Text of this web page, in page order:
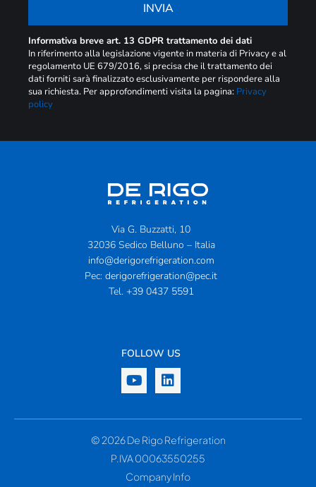
INVIA
Informativa breve art. 13 GDPR trattamento dei dati
In riferimento alla legislazione vigente in materia di Privacy e al
regolamento UE 679/2016, si precisa che il trattamento dei
dati forniti sarà finalizzato esclusivamente per rispondere alla
sua richiesta. Per approfondimenti visita la pagina: Privacy
policy
Via G. Buzzatti, 10
32036 Sedico Belluno – Italia
info@derigorefrigeration.com
Pec: derigorefrigeration@pec.it
Tel. +39 0437 5591
FOLLOW US
© 2026 De Rigo Refrigeration
P.IVA 00063550255
Company Info